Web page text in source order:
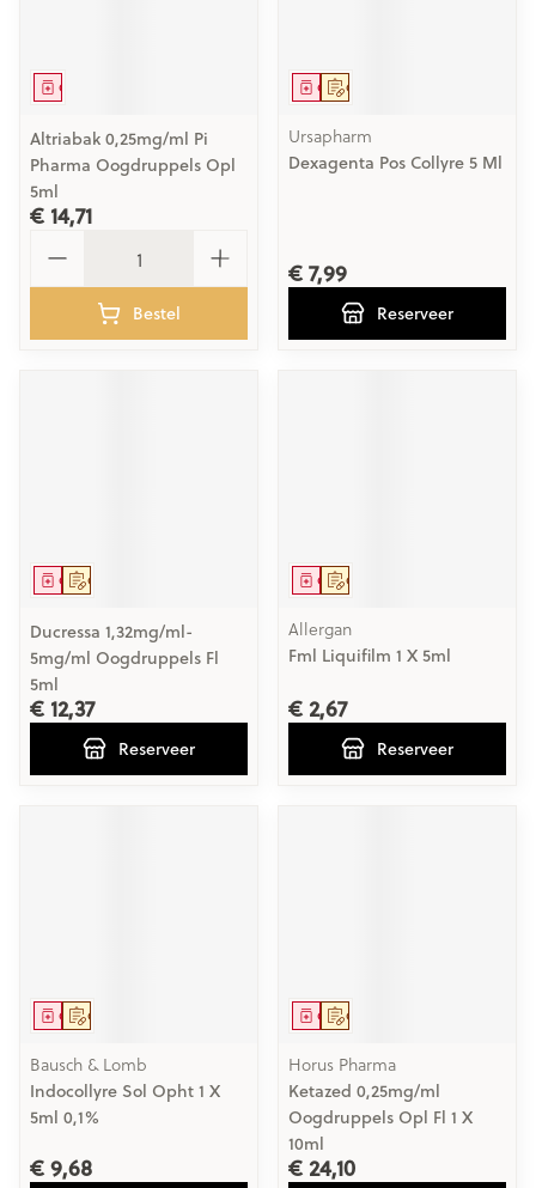
Geneesmiddel
Altriabak 0,25mg/ml Pi
Pharma Oogdruppels Opl
5ml
€ 14,71
Bestel
Op voorschrift
Geneesmiddel
Ursapharm
Dexagenta Pos Collyre 5 Ml
€ 7,99
Reserveer
Op voorschrift
Geneesmiddel
Ducressa 1,32mg/ml-
5mg/ml Oogdruppels Fl
5ml
€ 12,37
Reserveer
Op voorschrift
Geneesmiddel
Allergan
Fml Liquifilm 1 X 5ml
€ 2,67
Reserveer
Op voorschrift
Geneesmiddel
Bausch & Lomb
Indocollyre Sol Opht 1 X
5ml 0,1%
€ 9,68
Op voorschrift
Geneesmiddel
Horus Pharma
Ketazed 0,25mg/ml
Oogdruppels Opl Fl 1 X
10ml
€ 24,10